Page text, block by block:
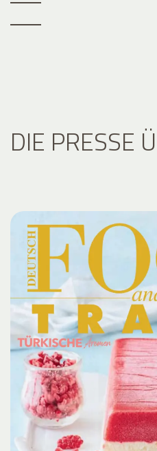
DIE PRESSE